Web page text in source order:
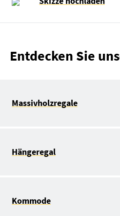
Entdecken Sie
Massivholzregale
Hängeregal
Kommode